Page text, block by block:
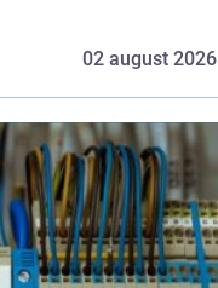
02 august 2026